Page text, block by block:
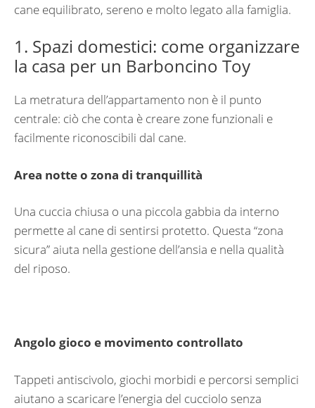
cane equilibrato, sereno e molto legato alla famiglia.
1. Spazi domestici: come organizzare
la casa per un Barboncino Toy
La metratura dell’appartamento non è il punto
centrale: ciò che conta è creare zone funzionali e
facilmente riconoscibili dal cane.
Area notte o zona di tranquillità
Una cuccia chiusa o una piccola gabbia da interno
permette al cane di sentirsi protetto. Questa “zona
sicura” aiuta nella gestione dell’ansia e nella qualità
del riposo.
Angolo gioco e movimento controllato
Tappeti antiscivolo, giochi morbidi e percorsi semplici
aiutano a scaricare l’energia del cucciolo senza